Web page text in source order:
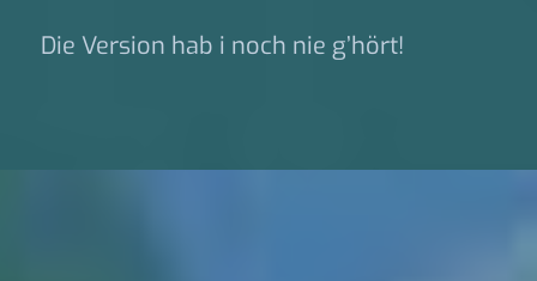
Die Version hab i noch nie g’hört!